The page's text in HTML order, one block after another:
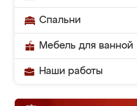
Спальни
Мебель для ванной
Наши работы